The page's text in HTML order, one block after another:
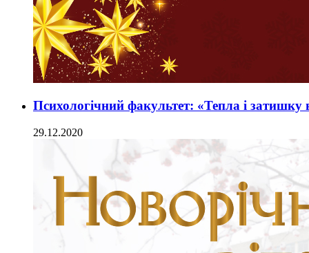
Психологічний факультет: «Тепла і затишку
29.12.2020